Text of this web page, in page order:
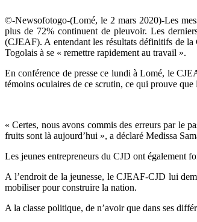
©-Newsofotogo-(Lomé, le 2 mars 2020)-Les
plus de 72% continuent de pleuvoir. Les
(CJEAF). A entendant les résultats définitifs de
Togolais à se « remettre rapidement au travail ».
En conférence de presse ce lundi à Lomé, le
témoins oculaires de ce scrutin, ce qui prouve
« Certes, nous avons commis des erreurs par le
fruits sont là aujourd’hui », a déclaré Medissa
Les jeunes entrepreneurs du CJD ont également
A l’endroit de la jeunesse, le CJEAF-CJD lui
mobiliser pour construire la nation.
A la classe politique, de n’avoir que dans ses